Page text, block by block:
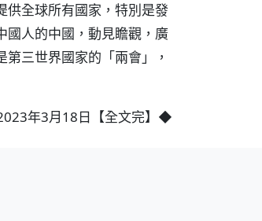
供全球所有國家，特別是發
國人的中國，動見瞻觀，廣
三世界國家的「兩會」，
年3月18日【全文完】◆